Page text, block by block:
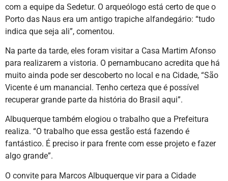
com a equipe da Sedetur. O arqueólogo está certo de que o
Porto das Naus era um antigo trapiche alfandegário: “tudo
indica que seja ali”, comentou.
Na parte da tarde, eles foram visitar a Casa Martim Afonso
para realizarem a vistoria. O pernambucano acredita que há
muito ainda pode ser descoberto no local e na Cidade, “São
Vicente é um manancial. Tenho certeza que é possível
recuperar grande parte da história do Brasil aqui”.
Albuquerque também elogiou o trabalho que a Prefeitura
realiza. “O trabalho que essa gestão está fazendo é
fantástico. É preciso ir para frente com esse projeto e fazer
algo grande”.
O convite para Marcos Albuquerque vir para a Cidade